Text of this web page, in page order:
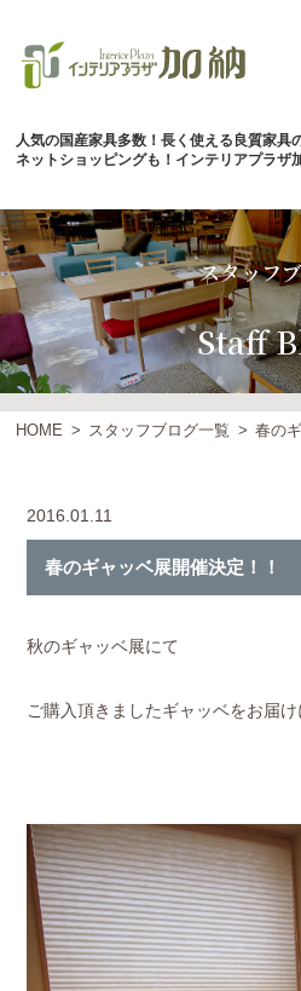
人気の国産家具多数！長く使える良質家具
ネットショッピングも！インテリアプラザ
スタッフ
Staff
HOME スタッフブログ一覧 春の
2016.01.11
春のギャッベ展開催決定！！
秋のギャッベ展にて
ご購入頂きましたギャッベをお届け